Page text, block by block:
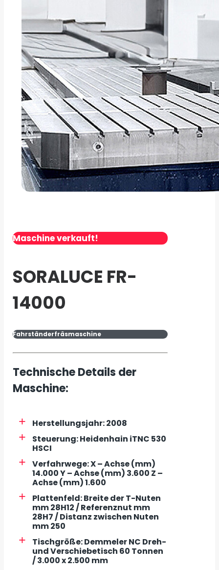
Maschine verkauft!
SORALUCE FR-
14000
Fahrständerfräsmaschine
Technische Details der
Maschine:
Herstellungsjahr: 2008
Steuerung: Heidenhain iTNC 530
HSCI
Verfahrwege: X – Achse (mm)
14.000 Y – Achse (mm) 3.600 Z –
Achse (mm) 1.600
Plattenfeld: Breite der T-Nuten
mm 28H12 / Referenznut mm
28H7 / Distanz zwischen Nuten
mm 250
Tischgröße: Demmeler NC Dreh-
und Verschiebetisch 60 Tonnen
/ 3.000 x 2.500 mm